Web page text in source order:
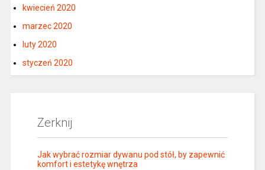
kwiecień 2020
marzec 2020
luty 2020
styczeń 2020
Zerknij
Jak wybrać rozmiar dywanu pod stół, by zapewnić
komfort i estetykę wnętrza